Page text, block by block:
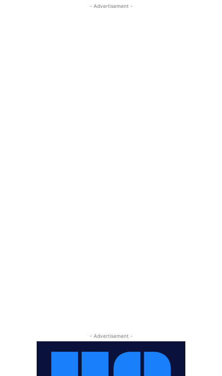
- Advertisement -
- Advertisement -